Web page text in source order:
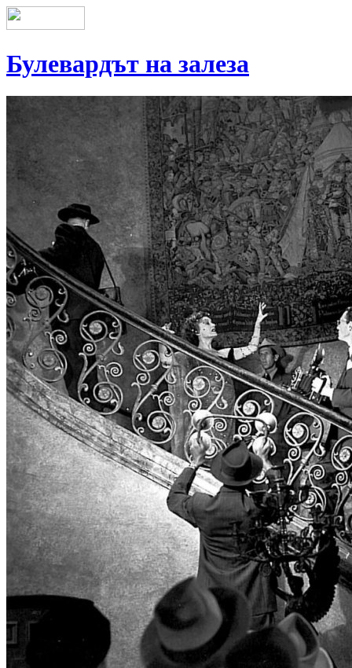
Булевардът на залеза